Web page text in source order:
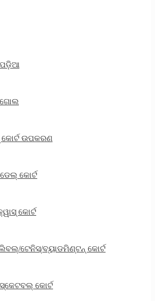
କୋର୍ଟ ଉପକରଣ
କୋର୍ଟ
କୋର୍ଟ
ଟେନିସ୍/ବ୍ୟାଡମିଣ୍ଟନ୍ କୋର୍ଟ
କୋର୍ଟ